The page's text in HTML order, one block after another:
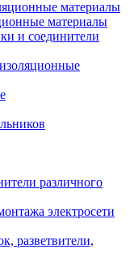
материалы
и соединители
различного
электросети